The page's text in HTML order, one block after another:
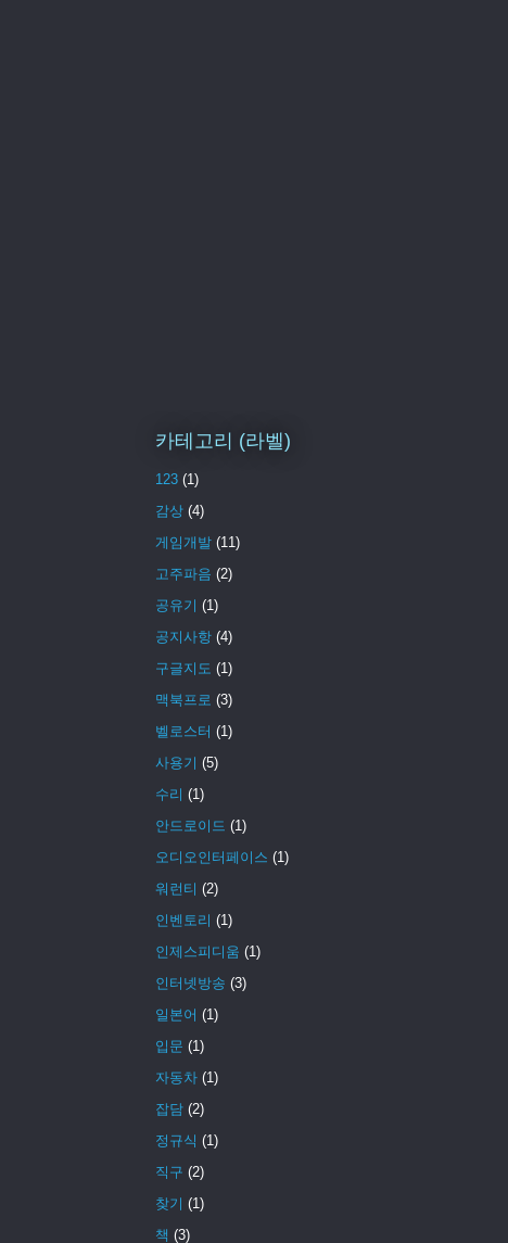
카테고리 (라벨)
123 (1)
감상 (4)
게임개발 (11)
고주파음 (2)
공유기 (1)
공지사항 (4)
구글지도 (1)
맥북프로 (3)
벨로스터 (1)
사용기 (5)
수리 (1)
안드로이드 (1)
오디오인터페이스 (1)
워런티 (2)
인벤토리 (1)
인제스피디움 (1)
인터넷방송 (3)
일본어 (1)
입문 (1)
자동차 (1)
잡담 (2)
정규식 (1)
직구 (2)
찾기 (1)
책 (3)